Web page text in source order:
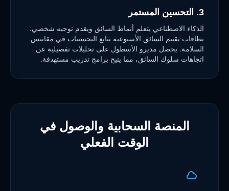
3. التحسين المستمر
الذكاء الاصطناعي يتعلم أنماط السائق ويقدم توجيه شخصي.
بطاقات تقييم السائق الأسبوعية تتابع التحسينات في مقاييس
السلامة. يحصل مديرو الأسطول على تحليلات تفصيلية عن
اتجاهات سلوك السائق، مما يتيح برامج تدريب مستهدفة.
المنصة السحابية والوصول في
الوقت الفعلي